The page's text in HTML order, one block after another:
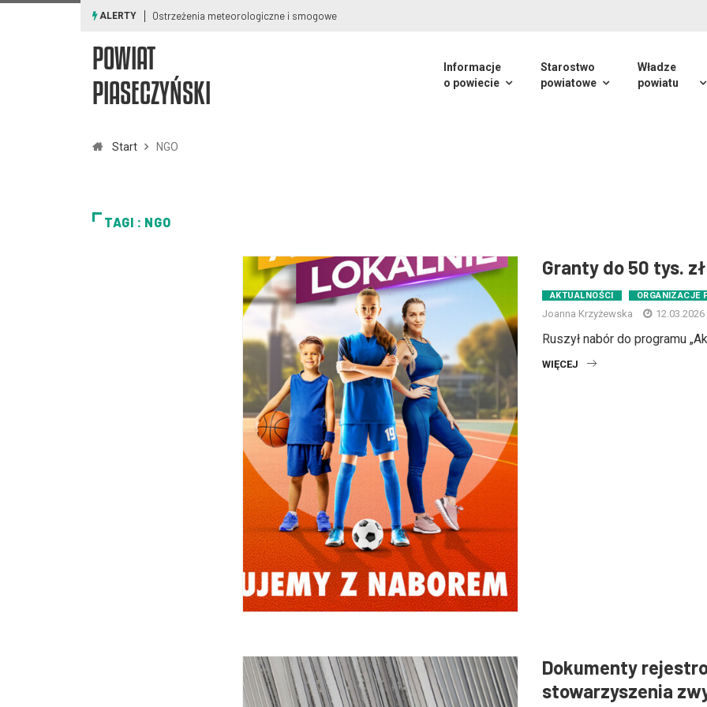
ALERTY Ostrzeżenia meteorologiczne i smogowe
POWIAT
PIASECZYŃSKI
Informacje
o powiecie
Starostwo
powiatowe
Władze
powiatu
Start NGO
TAGI : NGO
Granty do 50 tys.
AKTUALNOŚCI ORGANIZACJE
Joanna Krzyżewska 12.03.2026
Ruszył nabór do programu
WIĘCEJ
Dokumenty
stowarzyszenia